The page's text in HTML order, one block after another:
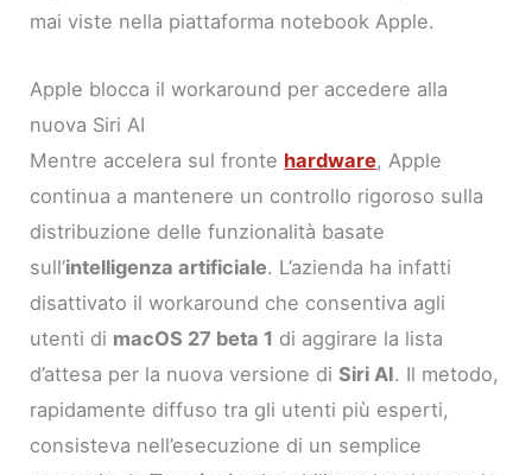
mai viste nella piattaforma notebook Apple.
Apple blocca il workaround per accedere alla
nuova Siri AI
Mentre accelera sul fronte hardware, Apple
continua a mantenere un controllo rigoroso sulla
distribuzione delle funzionalità basate
sull’intelligenza artificiale. L’azienda ha infatti
disattivato il workaround che consentiva agli
utenti di macOS 27 beta 1 di aggirare la lista
d’attesa per la nuova versione diSiri AI. Il metodo,
rapidamente diffuso tra gli utenti più esperti,
consisteva nell’esecuzione di un semplice